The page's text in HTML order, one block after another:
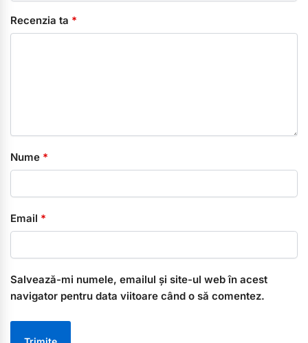
Recenzia ta *
Nume *
Email *
Salvează-mi numele, emailul și site-ul web în acest
navigator pentru data viitoare când o să comentez.